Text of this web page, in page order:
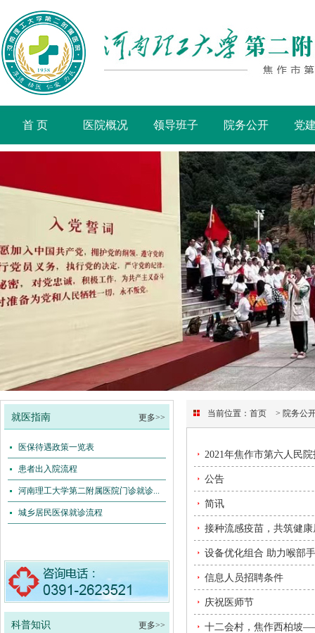
首 页 医院概况 领导班子 院务公开 党
更多>>
就医指南
医保待遇政策一览表
患者出入院流程
河南理工大学第二附属医院门诊就诊...
城乡居民医保就诊流程
更多>>
科普知识
当前位置： 首页 > 院务公
2021年焦作市第六人民
公告
简讯
接种流感疫苗，共筑健
设备优化组合 助力喉部
信息人员招聘条件
庆祝医师节
十二会村，焦作西柏坡